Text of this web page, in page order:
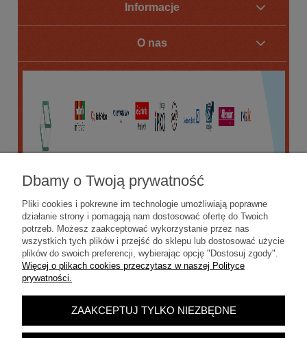
Informacje
O nas
POKAŻ PEŁNĄ WERSJĘ STRONY
Sklep internetowy Shoper.pl
Dbamy o Twoją prywatność
Pliki cookies i pokrewne im technologie umożliwiają poprawne
działanie strony i pomagają nam dostosować ofertę do Twoich
potrzeb. Możesz zaakceptować wykorzystanie przez nas
wszystkich tych plików i przejść do sklepu lub dostosować użycie
plików do swoich preferencji, wybierając opcję "Dostosuj zgody".
Więcej o plikach cookies przeczytasz w naszej Polityce
prywatności.
ZAAKCEPTUJ TYLKO NIEZBĘDNE